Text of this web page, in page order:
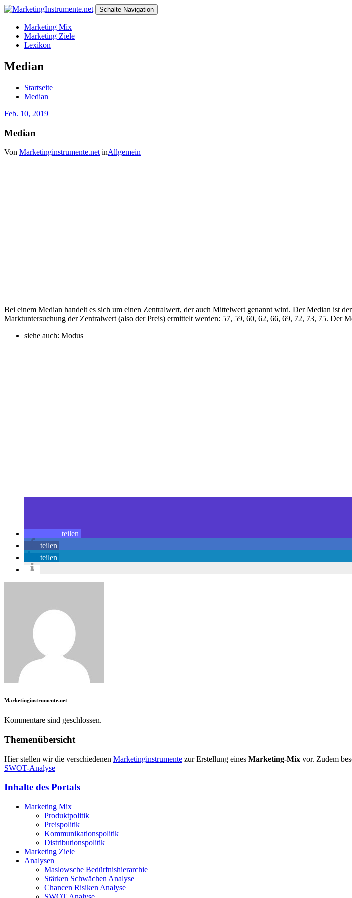
Schalte Navigation
Marketing Mix
Marketing Ziele
Lexikon
Median
Startseite
Median
Feb. 10, 2019
Median
Von Marketinginstrumente.net inAllgemein
Bei einem Median handelt es sich um einen Zentralwert, der auch Mittelwert genannt wird. Der Median ist
Marktuntersuchung der Zentralwert (also der Preis) ermittelt werden: 57, 59, 60, 62, 66, 69, 72, 73, 75. Der
siehe auch: Modus
teilen
teilen
teilen
Marketinginstrumente.net
Kommentare sind geschlossen.
Themenübersicht
Hier stellen wir die verschiedenen Marketinginstrumente zur Erstellung eines Marketing-Mix vor. Zudem
SWOT-Analyse
Inhalte des Portals
Marketing Mix
Produktpolitik
Preispolitik
Kommunikationspolitik
Distributionspolitik
Marketing Ziele
Analysen
Maslowsche Bedürfnishierarchie
Stärken Schwächen Analyse
Chancen Risiken Analyse